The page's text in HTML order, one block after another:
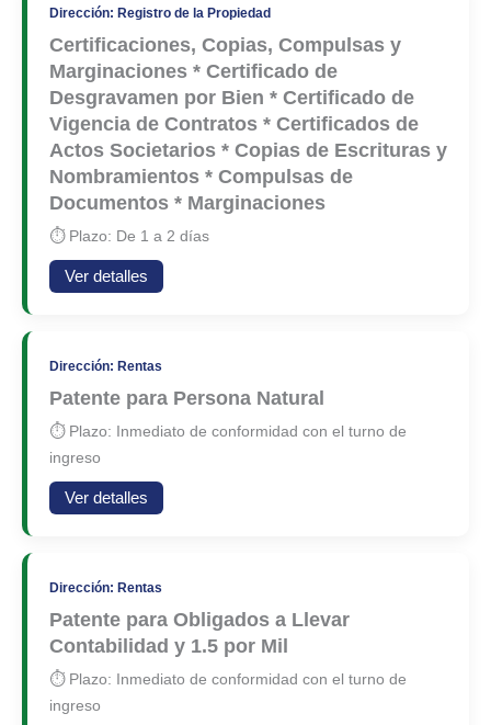
Dirección: Registro de la Propiedad
Certificaciones, Copias, Compulsas y
Marginaciones * Certificado de
Desgravamen por Bien * Certificado de
Vigencia de Contratos * Certificados de
Actos Societarios * Copias de Escrituras y
Nombramientos * Compulsas de
Documentos * Marginaciones
⏱ Plazo: De 1 a 2 días
Ver detalles
Dirección: Rentas
Patente para Persona Natural
⏱ Plazo: Inmediato de conformidad con el turno de
ingreso
Ver detalles
Dirección: Rentas
Patente para Obligados a Llevar
Contabilidad y 1.5 por Mil
⏱ Plazo: Inmediato de conformidad con el turno de
ingreso